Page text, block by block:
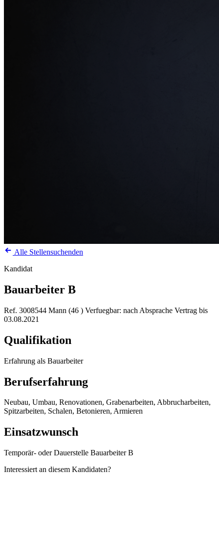
Alle Stellensuchenden
Kandidat
Bauarbeiter B
Ref. 3008544 Mann (46 ) Verfuegbar: nach Absprache Vertrag bis
03.08.2021
Qualifikation
Erfahrung als Bauarbeiter
Berufserfahrung
Neubau, Umbau, Renovationen, Grabenarbeiten, Abbrucharbeiten,
Spitzarbeiten, Schalen, Betonieren, Armieren
Einsatzwunsch
Temporär- oder Dauerstelle Bauarbeiter B
Interessiert an diesem Kandidaten?